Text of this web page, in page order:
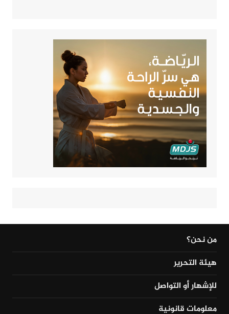
من نحن؟
هيئة التحرير
للإشهار أو التواصل
معلومات قانونية